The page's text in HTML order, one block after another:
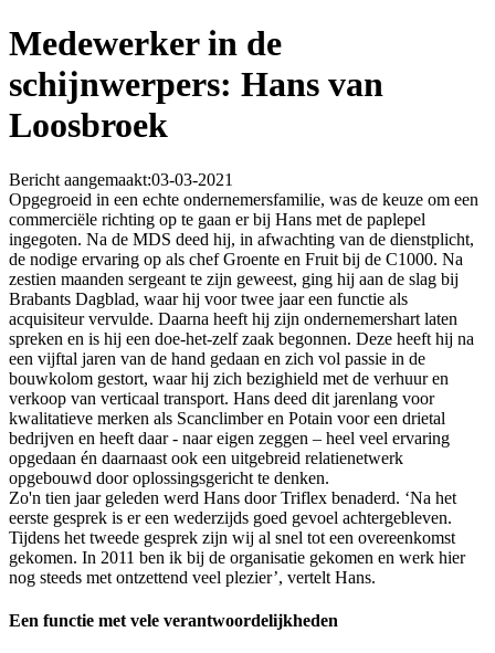
Medewerker in de
schijnwerpers: Hans van
Loosbroek
Bericht aangemaakt:03-03-2021
Opgegroeid in een echte ondernemersfamilie, was de keuze om een
commerciële richting op te gaan er bij Hans met de paplepel
ingegoten. Na de MDS deed hij, in afwachting van de dienstplicht,
de nodige ervaring op als chef Groente en Fruit bij de C1000. Na
zestien maanden sergeant te zijn geweest, ging hij aan de slag bij
Brabants Dagblad, waar hij voor twee jaar een functie als
acquisiteur vervulde. Daarna heeft hij zijn ondernemershart laten
spreken en is hij een doe-het-zelf zaak begonnen. Deze heeft hij na
een vijftal jaren van de hand gedaan en zich vol passie in de
bouwkolom gestort, waar hij zich bezighield met de verhuur en
verkoop van verticaal transport. Hans deed dit jarenlang voor
kwalitatieve merken als Scanclimber en Potain voor een drietal
bedrijven en heeft daar - naar eigen zeggen – heel veel ervaring
opgedaan én daarnaast ook een uitgebreid relatienetwerk
opgebouwd door oplossingsgericht te denken.
Zo'n tien jaar geleden werd Hans door Triflex benaderd. ‘Na het
eerste gesprek is er een wederzijds goed gevoel achtergebleven.
Tijdens het tweede gesprek zijn wij al snel tot een overeenkomst
gekomen. In 2011 ben ik bij de organisatie gekomen en werk hier
nog steeds met ontzettend veel plezier’, vertelt Hans.
Een functie met vele verantwoordelijkheden